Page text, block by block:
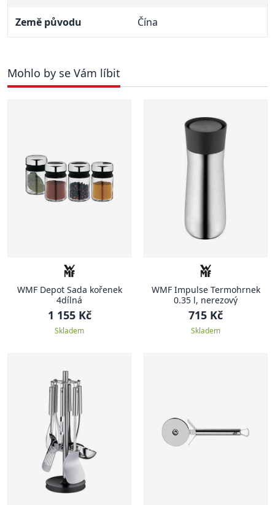
Země původu Čína
Mohlo by se Vám líbit
WMF Depot Sada kořenek
4dílná
1 155 Kč
Skladem
WMF Impulse Termohrnek
0.35 l, nerezový
715 Kč
Skladem